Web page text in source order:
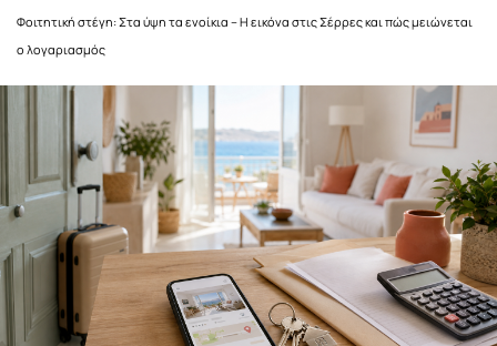
Φοιτητική στέγη: Στα ύψη τα ενοίκια – Η εικόνα στις Σέρρες και πώς μειώνεται
ο λογαριασμός